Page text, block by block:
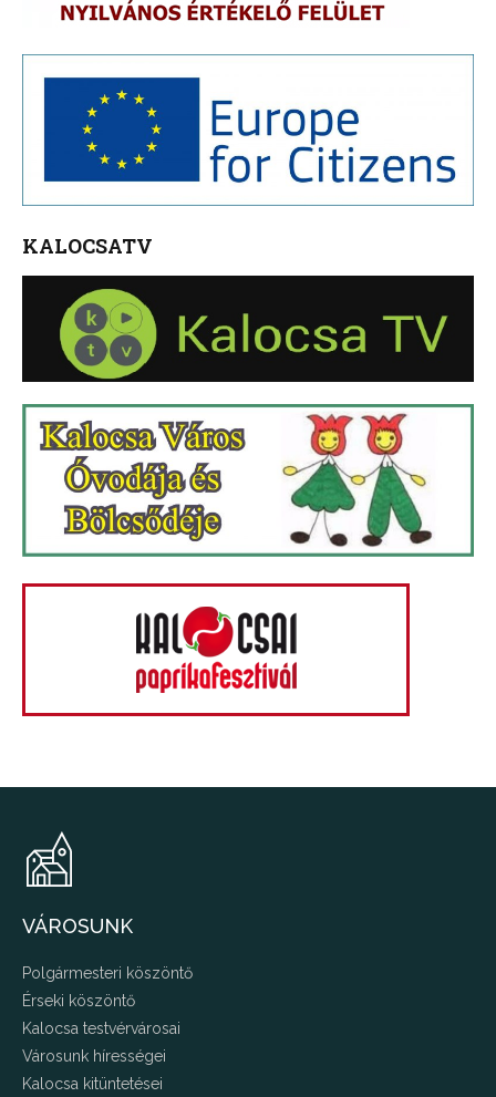
KALOCSATV
VÁROSUNK
Polgármesteri köszöntő
Érseki köszöntő
Kalocsa testvérvárosai
Városunk hírességei
Kalocsa kitüntetései